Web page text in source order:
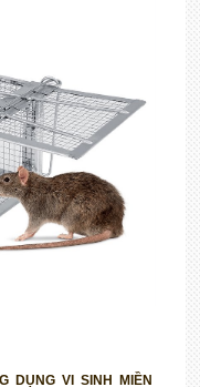
DỤNG VI SINH MIỀN